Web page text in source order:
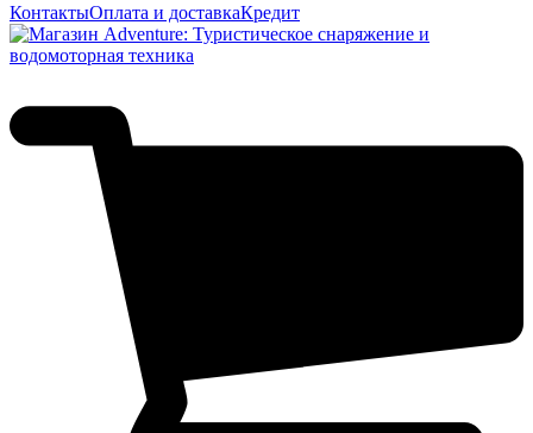
КонтактыОплата и доставкаКредит